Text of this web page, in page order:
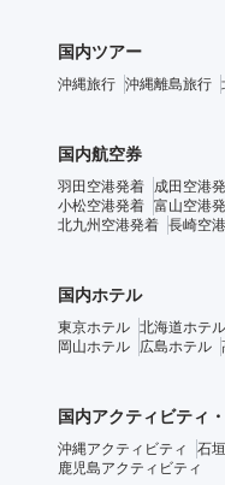
国内ツアー
沖縄旅行 沖縄離島旅行
国内航空券
羽田空港発着 成田空港
小松空港発着 富山空港
北九州空港発着 長崎空
国内ホテル
東京ホテル 北海道ホテル
岡山ホテル
広島ホテル
国内アクティビティ
沖縄アクティビティ 石
鹿児島アクティビティ